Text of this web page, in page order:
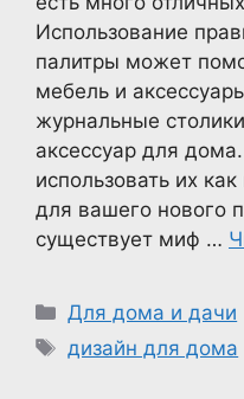
Использование
палитры может
мебель и
журнальные
аксессуар для
использовать их
для вашего нового
существует миф …
Рубрики
Для дома и дачи
Метки
дизайн для дома